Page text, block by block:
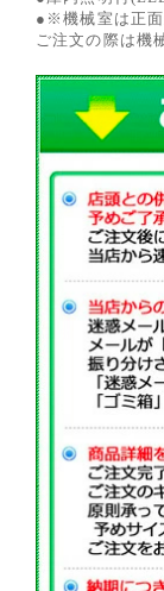
●※機械室は正
ご注文の際は機